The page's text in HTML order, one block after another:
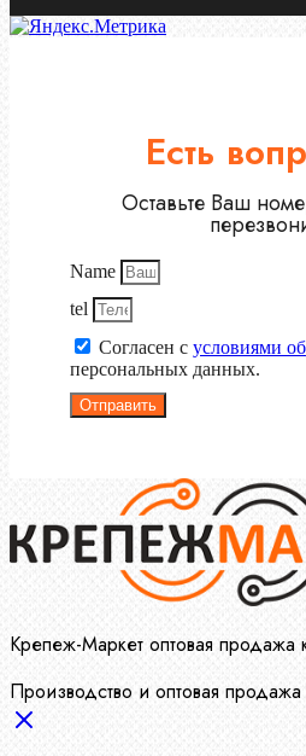
Есть
Оставьте Ваш
Name
tel
Согласен с условиями
персональных данных.
Отправить
Крепеж-Маркет оптовая продажа
Производство и оптовая